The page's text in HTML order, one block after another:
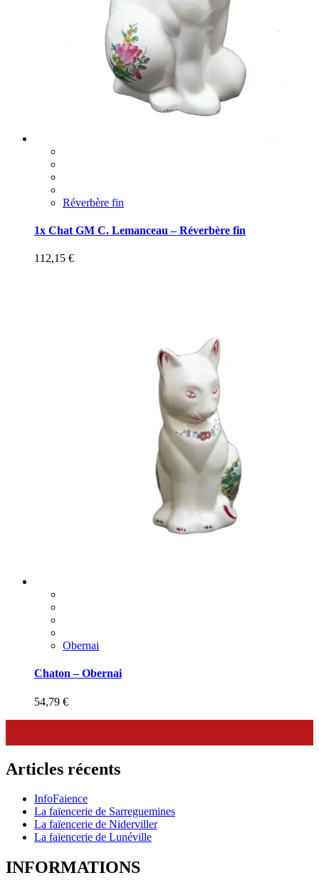
Réverbère fin
1x Chat GM C. Lemanceau – Réverbère fin
112,15 €
Obernai
Chaton – Obernai
54,79 €
Articles récents
InfoFaience
La faïencerie de Sarreguemines
La faïencerie de Niderviller
La faïencerie de Lunéville
INFORMATIONS